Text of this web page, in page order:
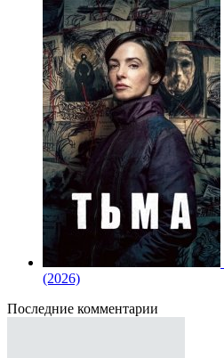
(2026)
Последние комментарии